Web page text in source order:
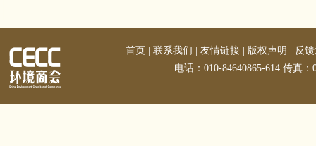
首页 联系我们 友情链接 版权声明
反
电话：010-84640865-614 传真